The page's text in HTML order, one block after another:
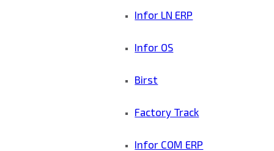
Infor LN ERP
Infor OS
Birst
Factory Track
Infor COM ERP